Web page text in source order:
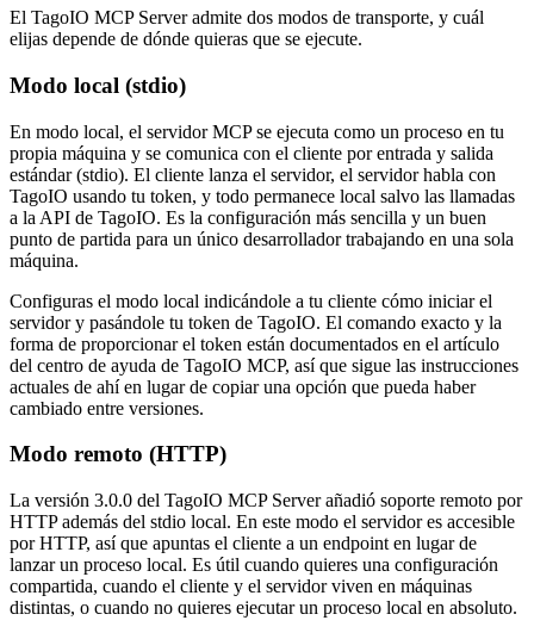
El TagoIO MCP Server admite dos modos de transporte, y cuál
elijas depende de dónde quieras que se ejecute.
Modo local (stdio)
En modo local, el servidor MCP se ejecuta como un proceso en tu
propia máquina y se comunica con el cliente por entrada y salida
estándar (stdio). El cliente lanza el servidor, el servidor habla con
TagoIO usando tu token, y todo permanece local salvo las llamadas
a la API de TagoIO. Es la configuración más sencilla y un buen
punto de partida para un único desarrollador trabajando en una sola
máquina.
Configuras el modo local indicándole a tu cliente cómo iniciar el
servidor y pasándole tu token de TagoIO. El comando exacto y la
forma de proporcionar el token están documentados en el artículo
del centro de ayuda de TagoIO MCP, así que sigue las instrucciones
actuales de ahí en lugar de copiar una opción que pueda haber
cambiado entre versiones.
Modo remoto (HTTP)
La versión 3.0.0 del TagoIO MCP Server añadió soporte remoto por
HTTP además del stdio local. En este modo el servidor es accesible
por HTTP, así que apuntas el cliente a un endpoint en lugar de
lanzar un proceso local. Es útil cuando quieres una configuración
compartida, cuando el cliente y el servidor viven en máquinas
distintas, o cuando no quieres ejecutar un proceso local en absoluto.